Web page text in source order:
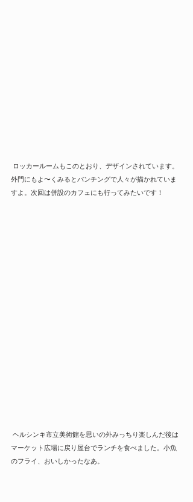
外門にもよ〜くみるとパンチングで人々が描かれていま
すよ。次回は併設のカフェにも行ってみたいです！
マーケット広場に戻り屋台でランチを食べました。小魚
のフライ、おいしかったなあ。